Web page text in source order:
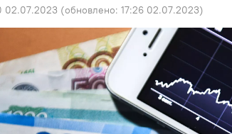
02.07.2023 (обновлено: 17:26 02.07.2023)